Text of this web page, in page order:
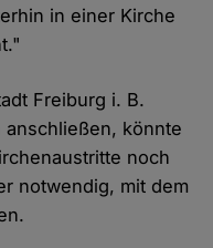
in einer Kirche
Freiburg i. B.
anschließen, könnte
noch
notwendig, mit dem